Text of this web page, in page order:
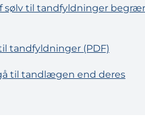
sølv til tandfyldninger
tandfyldninger (PDF)
til tandlægen end deres